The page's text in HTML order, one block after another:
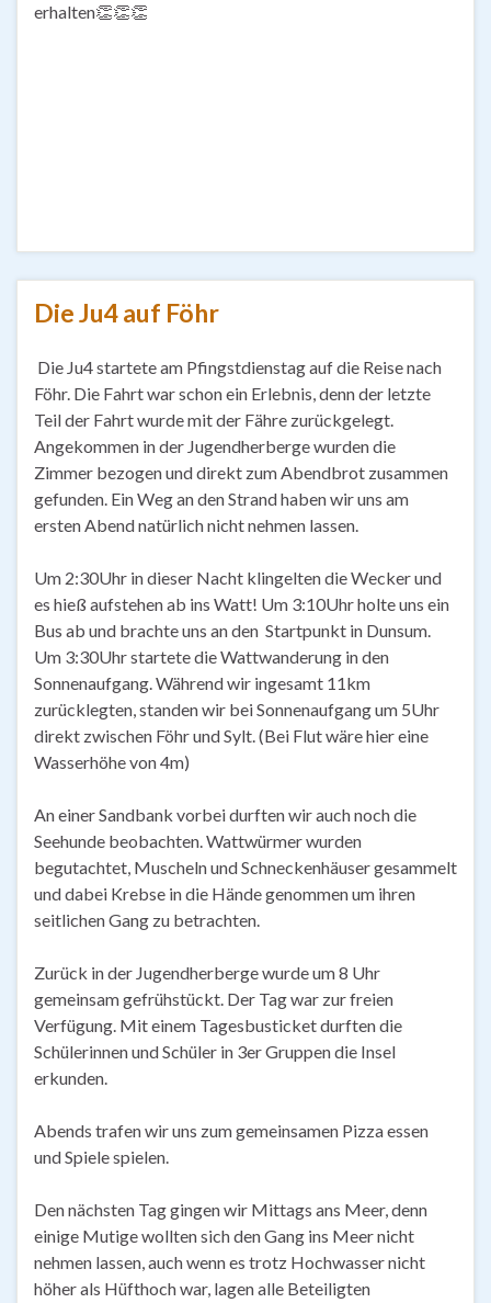
erhalten👏👏👏
Die Ju4 auf Föhr
Die Ju4 startete am Pfingstdienstag auf die Reise nach
Föhr. Die Fahrt war schon ein Erlebnis, denn der letzte
Teil der Fahrt wurde mit der Fähre zurückgelegt.
Angekommen in der Jugendherberge wurden die
Zimmer bezogen und direkt zum Abendbrot zusammen
gefunden. Ein Weg an den Strand haben wir uns am
ersten Abend natürlich nicht nehmen lassen.
Um 2:30Uhr in dieser Nacht klingelten die Wecker und
es hieß aufstehen ab ins Watt! Um 3:10Uhr holte uns ein
Bus ab und brachte uns an den Startpunkt in Dunsum.
Um 3:30Uhr startete die Wattwanderung in den
Sonnenaufgang. Während wir ingesamt 11km
zurücklegten, standen wir bei Sonnenaufgang um 5Uhr
direkt zwischen Föhr und Sylt. (Bei Flut wäre hier eine
Wasserhöhe von 4m)
An einer Sandbank vorbei durften wir auch noch die
Seehunde beobachten. Wattwürmer wurden
begutachtet, Muscheln und Schneckenhäuser gesammelt
und dabei Krebse in die Hände genommen um ihren
seitlichen Gang zu betrachten.
Zurück in der Jugendherberge wurde um 8 Uhr
gemeinsam gefrühstückt. Der Tag war zur freien
Verfügung. Mit einem Tagesbusticket durften die
Schülerinnen und Schüler in 3er Gruppen die Insel
erkunden.
Abends trafen wir uns zum gemeinsamen Pizza essen
und Spiele spielen.
Den nächsten Tag gingen wir Mittags ans Meer, denn
einige Mutige wollten sich den Gang ins Meer nicht
nehmen lassen, auch wenn es trotz Hochwasser nicht
höher als Hüfthoch war, lagen alle Beteiligten